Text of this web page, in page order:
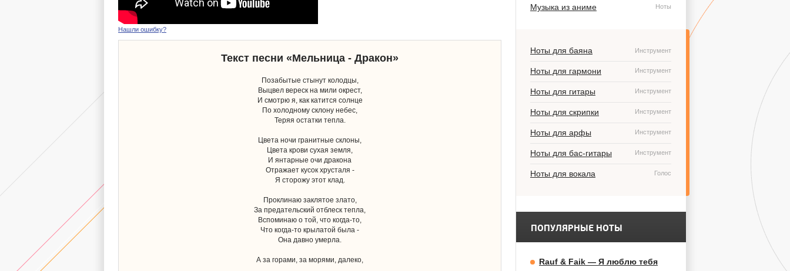
Нашли ошибку?
Текст песни «Мельница - Дракон»
Позабытые стынут колодцы,
Выцвел вереск на мили окрест,
И смотрю я, как катится солнце
По холодному склону небес,
Теряя остатки тепла.
Цвета ночи гранитные склоны,
Цвета крови сухая земля,
И янтарные очи дракона
Отражает кусок хрусталя -
Я сторожу этот клад.
Проклинаю заклятое злато,
За предательский отблеск тепла,
Вспоминаю о той, что когда-то,
Что когда-то крылатой была -
Она давно умерла.
А за горами, за морями, далеко,
Музыка из аниме Ноты
Ноты для баяна Инструмент
Ноты для гармони Инструмент
Ноты для гитары Инструмент
Ноты для скрипки Инструмент
Ноты для арфы Инструмент
Ноты для бас-гитары Инструмент
Ноты для вокала Голос
ПОПУЛЯРНЫЕ НОТЫ
Rauf & Faik — Я люблю тебя